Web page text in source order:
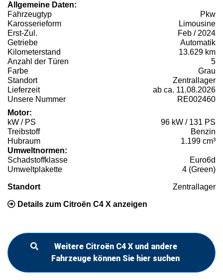
Allgemeine Daten:
Fahrzeugtyp
Pkw
Karosserieform
Limousine
Erst-Zul.
Feb / 2024
Getriebe
Automatik
Kilometerstand
13.629 km
Anzahl der Türen
5
Farbe
Grau
Standort
Zentrallager
Lieferzeit
ab ca. 11.08.2026
Unsere Nummer
RE002460
Motor:
kW / PS
96 kW / 131 PS
Treibstoff
Benzin
Hubraum
1.199 cm³
Umweltnormen:
Schadstoffklasse
Euro6d
Umweltplakette
4 (Green)
Standort Zentrallager
Details zum Citroën C4 X anzeigen
Weitere Citroën C4 X und andere
Fahrzeuge können Sie hier suchen